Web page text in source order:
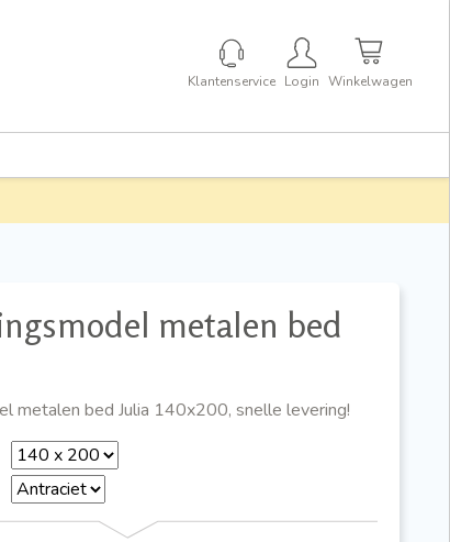
Klantenservice Login Winkelwagen
metalen bed
metalen bed Julia 140x200, snelle levering!